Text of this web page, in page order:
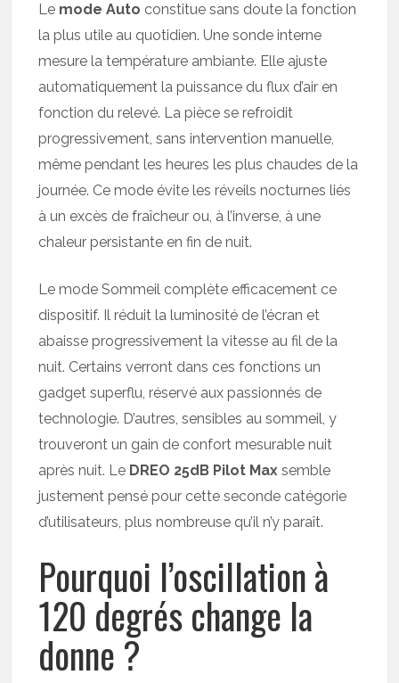
Le mode Auto constitue sans doute la fonction
la plus utile au quotidien. Une sonde interne
mesure la température ambiante. Elle ajuste
automatiquement la puissance du flux d’air en
fonction du relevé. La pièce se refroidit
progressivement, sans intervention manuelle,
même pendant les heures les plus chaudes de la
journée. Ce mode évite les réveils nocturnes liés
à un excès de fraîcheur ou, à l’inverse, à une
chaleur persistante en fin de nuit.
Le mode Sommeil complète efficacement ce
dispositif. Il réduit la luminosité de l’écran et
abaisse progressivement la vitesse au fil de la
nuit. Certains verront dans ces fonctions un
gadget superflu, réservé aux passionnés de
technologie. D’autres, sensibles au sommeil, y
trouveront un gain de confort mesurable nuit
après nuit. Le DREO 25dB Pilot Max semble
justement pensé pour cette seconde catégorie
d’utilisateurs, plus nombreuse qu’il n’y paraît.
Pourquoi l’oscillation à
120 degrés change la
donne ?